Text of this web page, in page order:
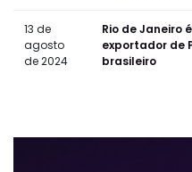
13 de
agosto
de 2024
Rio de Janeiro
exportador de
brasileiro